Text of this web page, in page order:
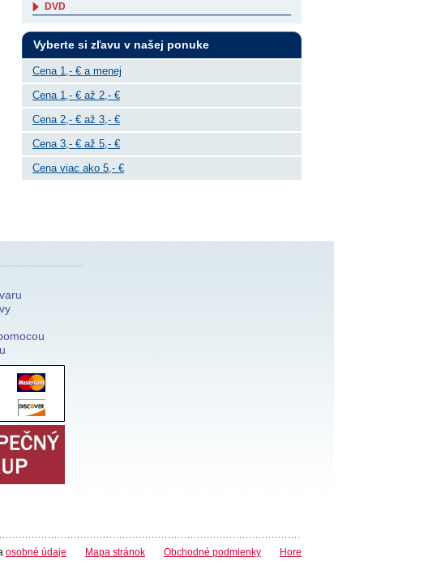
DVD
Vyberte si zľavu v našej ponuke
Cena 1,- € a menej
Cena 1,- € až 2,- €
Cena 2,- € až 3,- €
Cena 3,- € až 5,- €
Cena viac ako 5,- €
osobné údaje Mapa stránok Obchodné podmienky Hore